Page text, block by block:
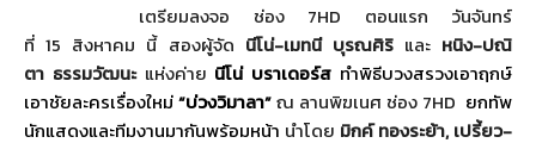
เตรียมลงจอ ช่อง 7HD ตอนแรก วันจันทร์
ที่15 สิงหาคม นี้ สองผู้จัด นีโน่-เมทนี บุรณศิริ และ หนิง-ปณิ
ตา ธรรมวัฒนะ แห่งค่าย นีโน่ บราเดอร์ส ทำพิธีบวงสรวงเอาฤกษ์
เอาชัยละครเรื่องใหม่“บ่วงวิมาลา”ณ ลานพิฆเนศ ช่อง 7HD ยกทัพ
นักแสดงและทีมงานมากันพร้อมหน้า นำโดย มิกค์ทองระย้า, เปรี้ยว-